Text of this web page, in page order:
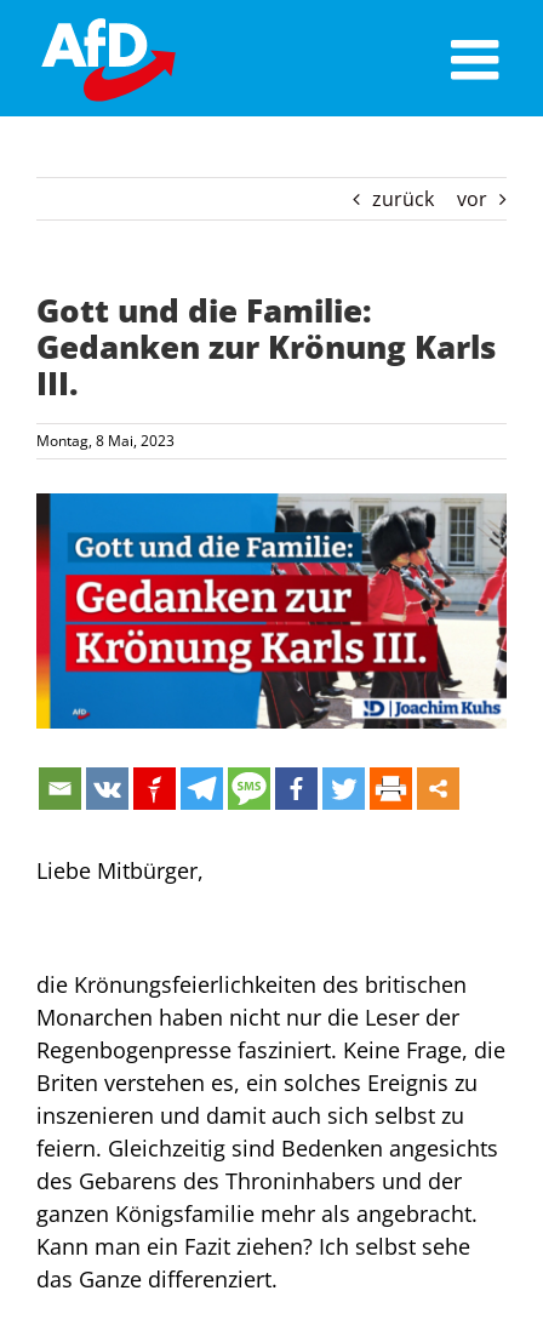
content
zurück vor
Gott und die Familie:
Gedanken zur Krönung Karls
III.
Montag, 8 Mai, 2023
grösseres
Bild
Liebe Mitbürger,
die Krönungsfeierlichkeiten des britischen
Monarchen haben nicht nur die Leser der
Regenbogenpresse fasziniert. Keine Frage, die
Briten verstehen es, ein solches Ereignis zu
inszenieren und damit auch sich selbst zu
feiern. Gleichzeitig sind Bedenken angesichts
des Gebarens des Throninhabers und der
ganzen Königsfamilie mehr als angebracht.
Kann man ein Fazit ziehen? Ich selbst sehe
das Ganze differenziert.